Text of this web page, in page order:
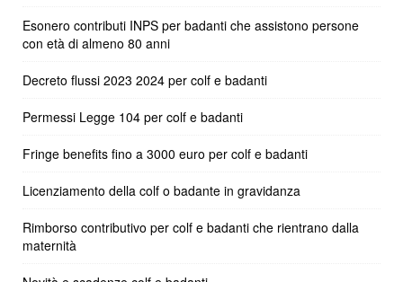
Esonero contributi INPS per badanti che assistono persone
con età di almeno 80 anni
Decreto flussi 2023 2024 per colf e badanti
Permessi Legge 104 per colf e badanti
Fringe benefits fino a 3000 euro per colf e badanti
Licenziamento della colf o badante in gravidanza
Rimborso contributivo per colf e badanti che rientrano dalla
maternità